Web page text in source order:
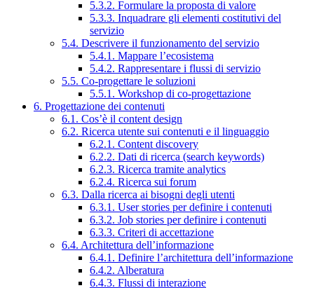
5.3.2. Formulare la proposta di valore
5.3.3. Inquadrare gli elementi costitutivi del
servizio
5.4. Descrivere il funzionamento del servizio
5.4.1. Mappare l’ecosistema
5.4.2. Rappresentare i flussi di servizio
5.5. Co-progettare le soluzioni
5.5.1. Workshop di co-progettazione
6. Progettazione dei contenuti
6.1. Cos’è il content design
6.2. Ricerca utente sui contenuti e il linguaggio
6.2.1. Content discovery
6.2.2. Dati di ricerca (search keywords)
6.2.3. Ricerca tramite analytics
6.2.4. Ricerca sui forum
6.3. Dalla ricerca ai bisogni degli utenti
6.3.1. User stories per definire i contenuti
6.3.2. Job stories per definire i contenuti
6.3.3. Criteri di accettazione
6.4. Architettura dell’informazione
6.4.1. Definire l’architettura dell’informazione
6.4.2. Alberatura
6.4.3. Flussi di interazione